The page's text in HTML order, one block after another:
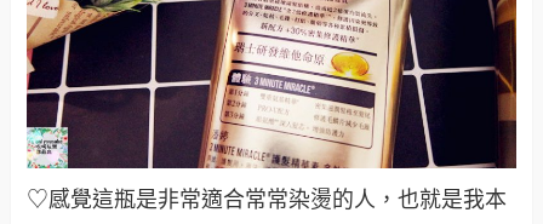
♡感覺這瓶是非常適合常常染燙的人，也就是我本